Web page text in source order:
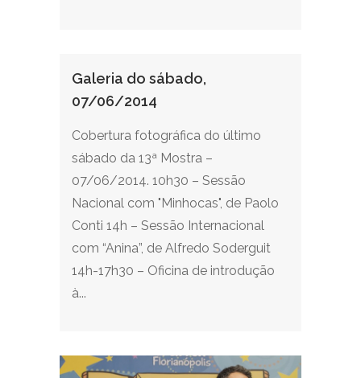
Galeria do sábado,
07/06/2014
Cobertura fotográfica do último
sábado da 13ª Mostra –
07/06/2014. 10h30 – Sessão
Nacional com "Minhocas", de Paolo
Conti 14h – Sessão Internacional
com “Anina”, de Alfredo Soderguit
14h-17h30 – Oficina de introdução
à...